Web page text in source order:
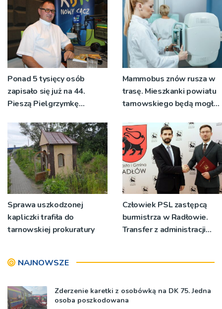
Ponad 5 tysięcy osób
zapisało się już na 44.
Pieszą Pielgrzymkę
Mammobus znów rusza w
trasę. Mieszkanki powiatu
tarnowskiego będą mogły
badania
Sprawa uszkodzonej
kapliczki trafiła do
tarnowskiej prokuratury
Człowiek PSL zastępcą
burmistrza w Radłowie.
Transfer z administracji
NAJNOWSZE
Zderzenie karetki z osobówką na DK 75. Jedna
osoba poszkodowana